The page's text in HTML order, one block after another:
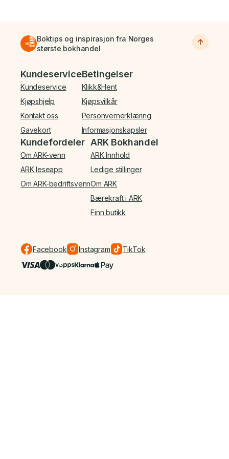
Boktips og inspirasjon fra Norges
største bokhandel
Bunnmeny
Kundeservice
Kundeservice
Kjøpshjelp
Kontakt oss
Gavekort
Betingelser
Klikk&Hent
Kjøpsvilkår
Personvernerklæring
Informasjonskapsler
Kundefordeler
Om ARK-venn
ARK leseapp
Om ARK-bedriftsvenn
ARK Bokhandel
ARK Innhold
Ledige stillinger
Om ARK
Bærekraft i ARK
Finn butikk
Facebook Instagram TikTok